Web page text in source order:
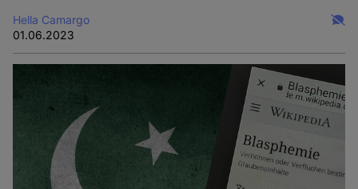
Hella Camargo
01.06.2023